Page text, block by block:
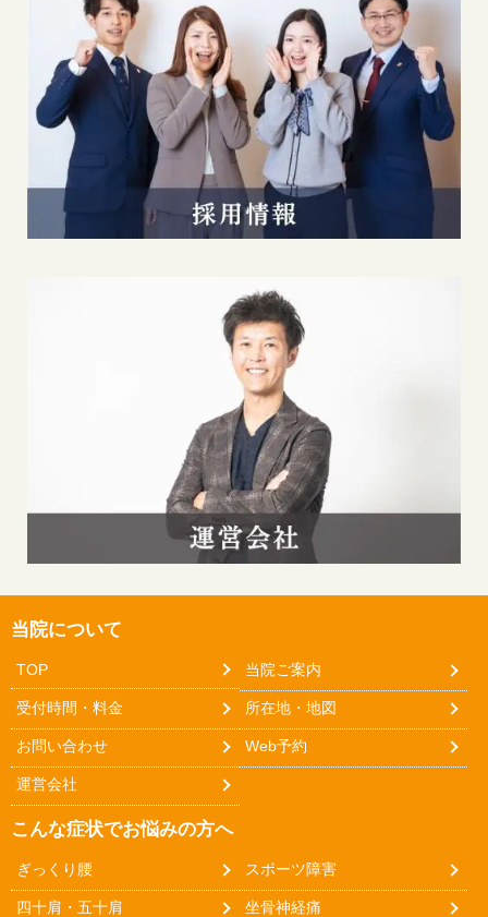
当院について
TOP 当院ご案内
受付時間・料金 所在地・地図
お問い合わせ Web予約
運営会社
こんな症状でお悩みの方へ
ぎっくり腰 スポーツ障害
四十肩・五十肩 坐骨神経痛